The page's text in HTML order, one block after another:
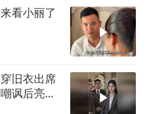
看小丽了
旧衣出席
讽后亮出